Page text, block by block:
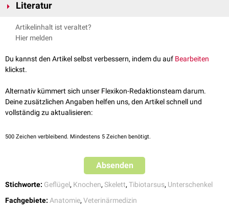
spitz auslaufender, sich reduzierender Körper (Corpus fibulae)
ausgebildet (Facies articularis femoralis und Facies articularis tibialis),
die zurArtikulation
einer spitz auslaufenden Spina fibulae.
Facies articularis femoralis
Facies articularis tibialis
Tuberositas ligamenti collateralis lateralis
Crista articularis tibialis
Tuberculum musculi iliofibularis
Spina fibulae
Literatur
Nickel, Richard, August Schummer, Eugen Seiferle. Band V: Geflügel.
Parey, 2004.
Anatomica Avium. Second Edition. Cambridge, Massachusetts.
Published by the Club, 1993.
Artikelinhalt ist veraltet?
Hier melden
Du kannst den Artikel selbst verbessern, indem du auf Bearbeiten
klickst.
Alternativ kümmert sich unser Flexikon-Redaktionsteam darum.
Deine zusätzlichen Angaben helfen uns, den Artikel schnell und
vollständig zu aktualisieren:
500 Zeichen verbleibend. Mindestens 5 Zeichen benötigt.
Absenden
Stichworte: Geflügel, Knochen, Skelett, Tibiotarsus, Unterschenkel
Fachgebiete: Anatomie, Veterinärmedizin